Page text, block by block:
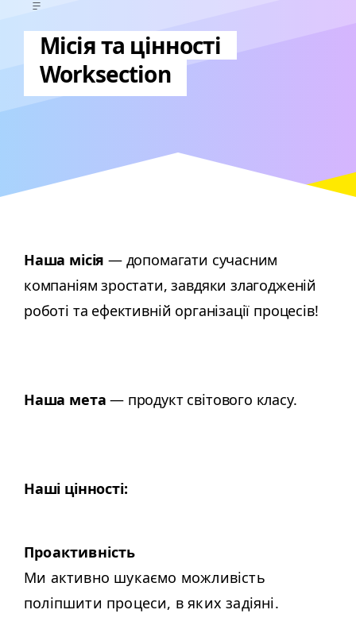
Місія та цінності
Worksection
Наша місія — допомагати сучасним
компаніям зростати, завдяки злагодженій
роботі та ефективній організації процесів!
Наша мета — продукт світового класу.
Наші цінності:
Проактивність
Ми активно шукаємо можливість
поліпшити процеси, в яких задіяні.